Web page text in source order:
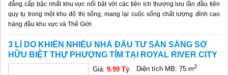
đẳng cấp bậc nhất khu vực nổi bật với các tiện ích thượng lưu lần đầu tiên
quy tụ trong một khu đô thị sống, mang lại cuộc sống chất lượng đỉnh cao
hàng đầu khu vực và Thế Giới
3 LÍ DO KHIẾN NHIỀU NHÀ ĐẦU TƯ SẴN SÀNG SỞ
HỮU BIỆT THỰ PHƯỢNG TÍM TẠI ROYAL RIVER CITY
Giá:9.99 Tỷ Diện tích MB: 75 m2